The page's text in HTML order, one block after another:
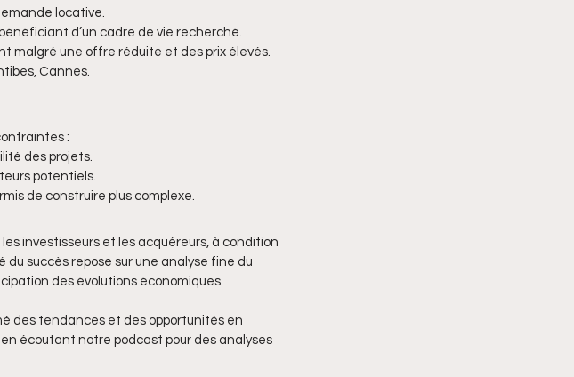
locative.
d’un cadre de vie recherché.
malgré une offre réduite et des prix élevés.
Cannes.
:
des projets.
potentiels.
de construire plus complexe.
investisseurs et les acquéreurs, à condition
du succès repose sur une analyse fine du
des évolutions économiques.
des tendances et des opportunités en
écoutant notre podcast pour des analyses